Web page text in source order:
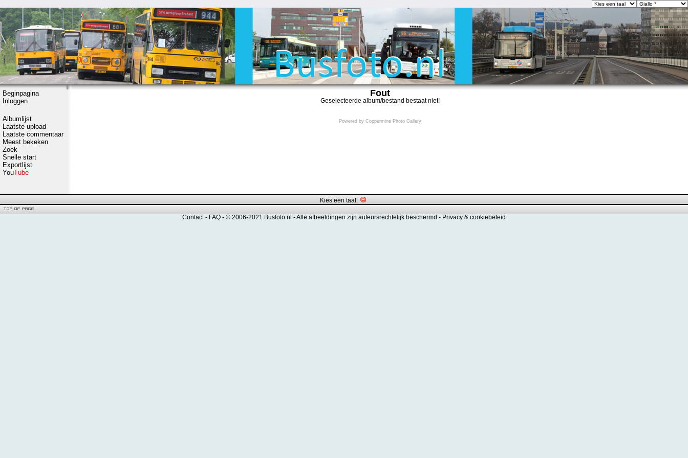
Beginpagina
Inloggen
Albumlijst
Laatste upload
Laatste commentaar
Meest bekeken
Zoek
Snelle start
Exportlijst
YouTube
Fout
Geselecteerde album/bestand bestaat niet!
Powered by Coppermine Photo Gallery
Kies een taal:
Contact- FAQ - © 2006-2021 Busfoto.nl -Alle afbeeldingen zijn auteursrechtelijk beschermd - Privacy & cookiebeleid